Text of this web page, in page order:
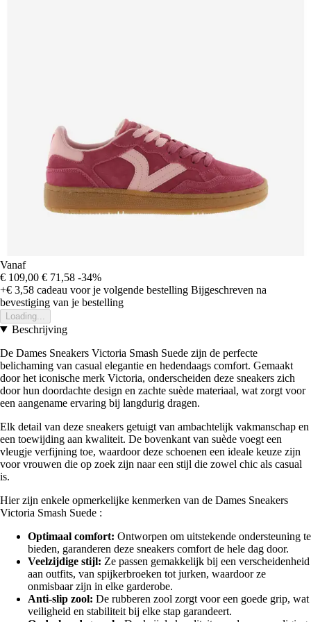
Vanaf
€ 109,00 € 71,58 -34%
+€ 3,58 cadeau voor je volgende bestelling Bijgeschreven na
bevestiging van je bestelling
Loading...
Beschrijving
De Dames Sneakers Victoria Smash Suede zijn de perfecte
belichaming van casual elegantie en hedendaags comfort. Gemaakt
door het iconische merk Victoria, onderscheiden deze sneakers zich
door hun doordachte design en zachte suède materiaal, wat zorgt voor
een aangename ervaring bij langdurig dragen.
Elk detail van deze sneakers getuigt van ambachtelijk vakmanschap en
een toewijding aan kwaliteit. De bovenkant van suède voegt een
vleugje verfijning toe, waardoor deze schoenen een ideale keuze zijn
voor vrouwen die op zoek zijn naar een stijl die zowel chic als casual
is.
Hier zijn enkele opmerkelijke kenmerken van de Dames Sneakers
Victoria Smash Suede :
Optimaal comfort: Ontworpen om uitstekende ondersteuning te
bieden, garanderen deze sneakers comfort de hele dag door.
Veelzijdige stijl: Ze passen gemakkelijk bij een verscheidenheid
aan outfits, van spijkerbroeken tot jurken, waardoor ze
onmisbaar zijn in elke garderobe.
Anti-slip zool: De rubberen zool zorgt voor een goede grip, wat
veiligheid en stabiliteit bij elke stap garandeert.